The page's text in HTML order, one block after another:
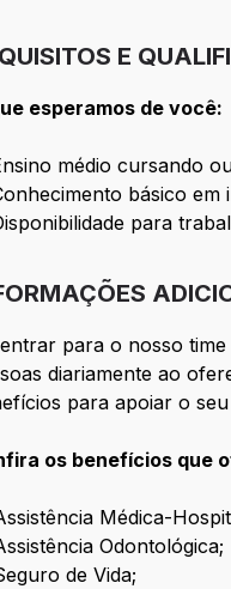
E
esperamos de você:
médio cursando
básico
para
para o nosso
diariamente ao
para apoiar o
os benefícios que
Médica-
Odontológica;
de Vida;